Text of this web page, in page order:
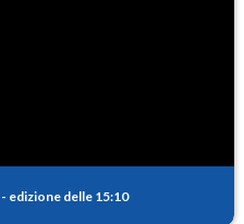
- edizione delle 15:10